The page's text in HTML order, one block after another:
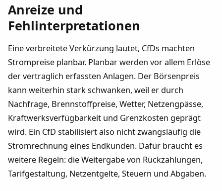
Anreize und
Fehlinterpretationen
Eine verbreitete Verkürzung lautet, CfDs machten
Strompreise planbar. Planbar werden vor allem Erlöse
der vertraglich erfassten Anlagen. Der Börsenpreis
kann weiterhin stark schwanken, weil er durch
Nachfrage, Brennstoffpreise, Wetter, Netzengpässe,
Kraftwerksverfügbarkeit und Grenzkosten geprägt
wird. Ein CfD stabilisiert also nicht zwangsläufig die
Stromrechnung eines Endkunden. Dafür braucht es
weitere Regeln: die Weitergabe von Rückzahlungen,
Tarifgestaltung, Netzentgelte, Steuern und Abgaben.